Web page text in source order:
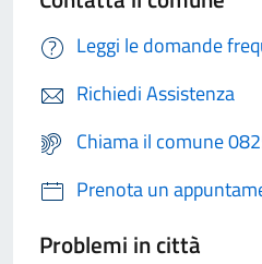
Leggi le domande
Richiedi Assistenza
Chiama il comune
Prenota un
Problemi in città